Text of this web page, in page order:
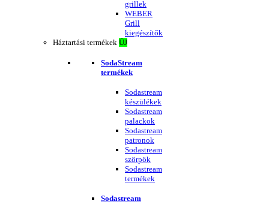
grillek
WEBER
Grill
kiegészítők
Háztartási termékek ÚJ
SodaStream
termékek
Sodastream
készülékek
Sodastream
palackok
Sodastream
patronok
Sodastream
szörpök
Sodastream
termékek
Sodastream